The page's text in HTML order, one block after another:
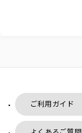
ご利用ガイド